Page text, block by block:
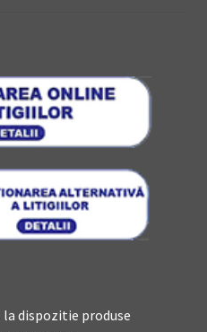
dispozitie produse